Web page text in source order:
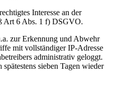
Interesse an der
Art 6 Abs. 1 f) DSGVO.
zur Erkennung und Abwehr
mit vollständiger IP-Adresse
administrativ geloggt.
sieben Tagen wieder